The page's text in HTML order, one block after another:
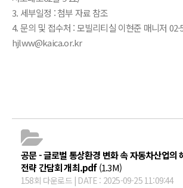
3. 세부일정 : 첨부 자료 참조
4. 문의 및 접수처 : 모빌리티실 이현준 매니저 02-
hjlww@kaica.or.kr
공문 - 글로벌 통상환경 변화 속 자동차산업의
전략 간담회 개최.pdf(1.3M)
158회 다운로드 | DATE : 2025-09-25 11:09:44